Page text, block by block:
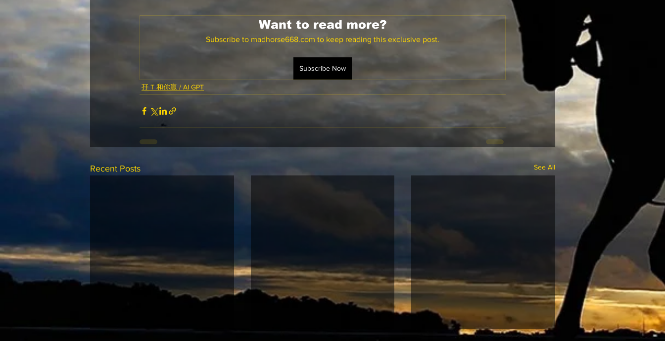
Want to read more?
Subscribe to madhorse668.com to keep reading this exclusive post.
Subscribe Now
孖 T 和你贏 / AI GPT
Recent Posts See All